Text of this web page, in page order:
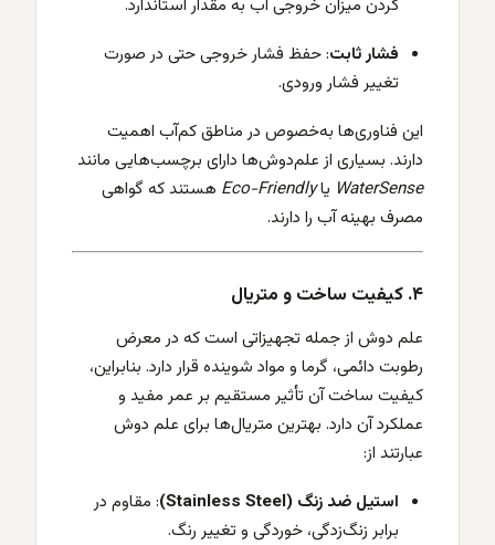
کردن میزان خروجی آب به مقدار استاندارد.
فشار ثابت: حفظ فشار خروجی حتی در صورت
تغییر فشار ورودی.
این فناوری‌ها به‌خصوص در مناطق کم‌آب اهمیت
دارند. بسیاری از علم‌دوش‌ها دارای برچسب‌هایی مانند
WaterSense یاEco-Friendly هستند که گواهی
مصرف بهینه آب را دارند.
۴. کیفیت ساخت و متریال
علم دوش از جمله تجهیزاتی است که در معرض
رطوبت دائمی، گرما و مواد شوینده قرار دارد. بنابراین،
کیفیت ساخت آن تأثیر مستقیم بر عمر مفید و
عملکرد آن دارد. بهترین متریال‌ها برای علم دوش
عبارتند از:
استیل ضد زنگ (Stainless Steel)
: مقاوم در
برابر زنگ‌زدگی، خوردگی و تغییر رنگ.